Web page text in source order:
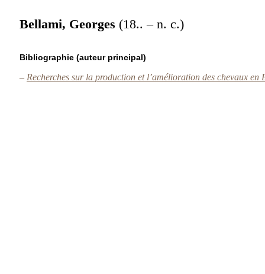
Bellami, Georges (18.. – n. c.)
Bibliographie (auteur principal)
– Recherches sur la production et l’amélioration des chevaux en